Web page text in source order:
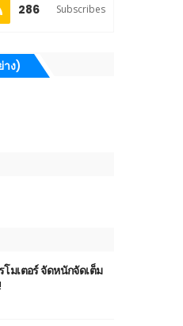
286 Subscribes
ง)
มเตอร์ จัดหนักจัดเต็ม